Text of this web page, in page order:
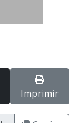
Imprimir